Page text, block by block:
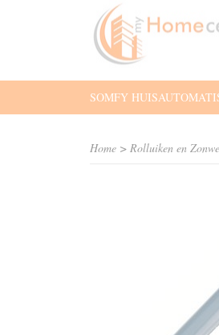
SOMFY
Home > Rolluiken en